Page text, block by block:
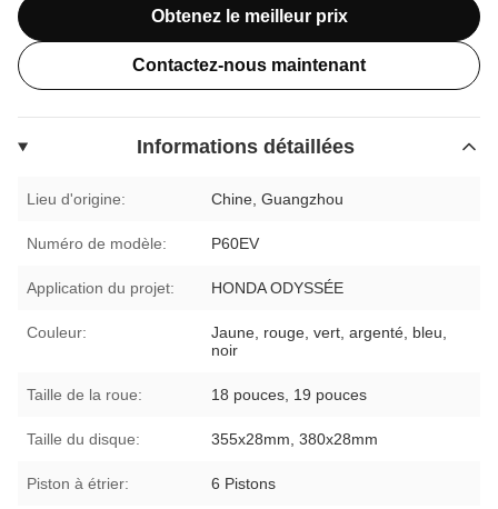
Obtenez le meilleur prix
Contactez-nous maintenant
Informations détaillées
Lieu d'origine: Chine, Guangzhou
Numéro de modèle: P60EV
Application du projet: HONDA ODYSSÉE
Couleur:
Jaune, rouge, vert, argenté, bleu,
noir
Taille de la roue: 18 pouces, 19 pouces
Taille du disque: 355x28mm, 380x28mm
Piston à étrier: 6 Pistons